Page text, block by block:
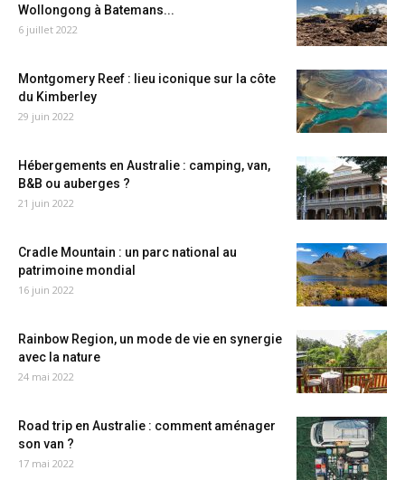
Wollongong à Batemans...
6 juillet 2022
Montgomery Reef : lieu iconique sur la côte
du Kimberley
29 juin 2022
Hébergements en Australie : camping, van,
B&B ou auberges ?
21 juin 2022
Cradle Mountain : un parc national au
patrimoine mondial
16 juin 2022
Rainbow Region, un mode de vie en synergie
avec la nature
24 mai 2022
Road trip en Australie : comment aménager
son van ?
17 mai 2022